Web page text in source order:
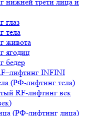
нижней трети лица и
глаз
тела
живота
ягодиц
бедер
INFINI
(РФ-лифтинг тела)
RF-лифтинг век
(РФ-лифтинг лица)